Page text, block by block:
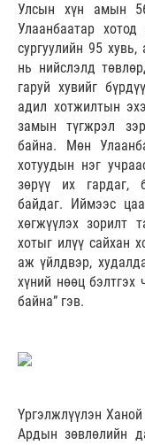
Улсын хүн амын
Улаанбаатар
сургуулийн 95
нь нийслэлд
гаруй хувийг
адил хотжилтын
замын түгжрэл
байна. Мөн
хотуудын нэг
зөрүү их гардаг,
байдаг. Иймээс
хөгжүүлэх зорилт
хотыг илүү сайхан
аж үйлдвэр,
хүний нөөц бэлтгэх
байна” гэв.
Үргэлжлүүлэн
Ардын зөвлөлийн